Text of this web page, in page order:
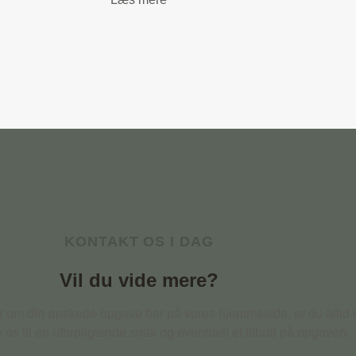
Vil du vide mere?